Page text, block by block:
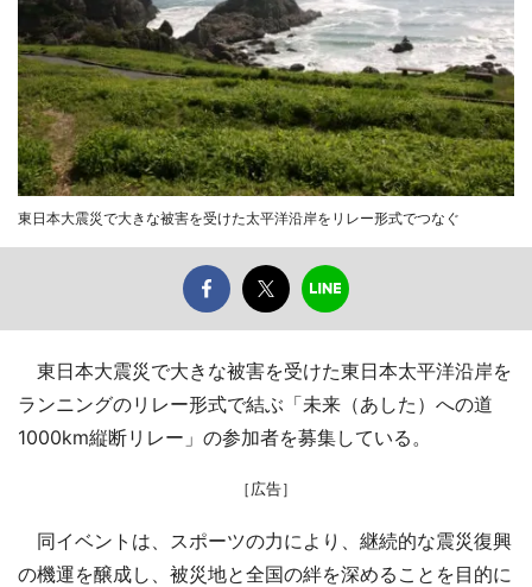
東日本大震災で大きな被害を受けた太平洋沿岸をリレー形式でつなぐ
東日本大震災で大きな被害を受けた東日本太平洋沿岸を
ランニングのリレー形式で結ぶ「未来（あした）への道
1000km縦断リレー」の参加者を募集している。
［広告］
同イベントは、スポーツの力により、継続的な震災復興
の機運を醸成し、被災地と全国の絆を深めることを目的に